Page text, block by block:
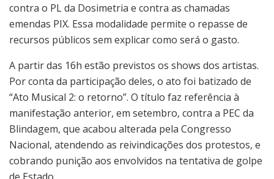
contra o PL da Dosimetria e contra as chamadas
emendas PIX. Essa modalidade permite o repasse de
recursos públicos sem explicar como será o gasto.
A partir das 16h estão previstos os shows dos artistas.
Por conta da participação deles, o ato foi batizado de
“Ato Musical 2: o retorno”. O título faz referência à
manifestação anterior, em setembro, contra a PEC da
Blindagem, que acabou alterada pela Congresso
Nacional, atendendo as reivindicações dos protestos, e
cobrando punição aos envolvidos na tentativa de golpe
de Estado.